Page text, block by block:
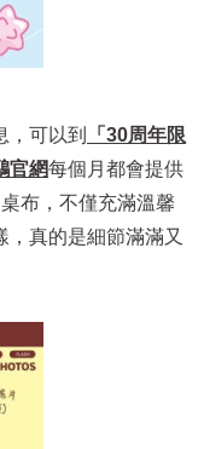
，可以到 「 30周年限
官網每個月都會提供
布，不僅充滿溫馨
，真的是細節滿滿又